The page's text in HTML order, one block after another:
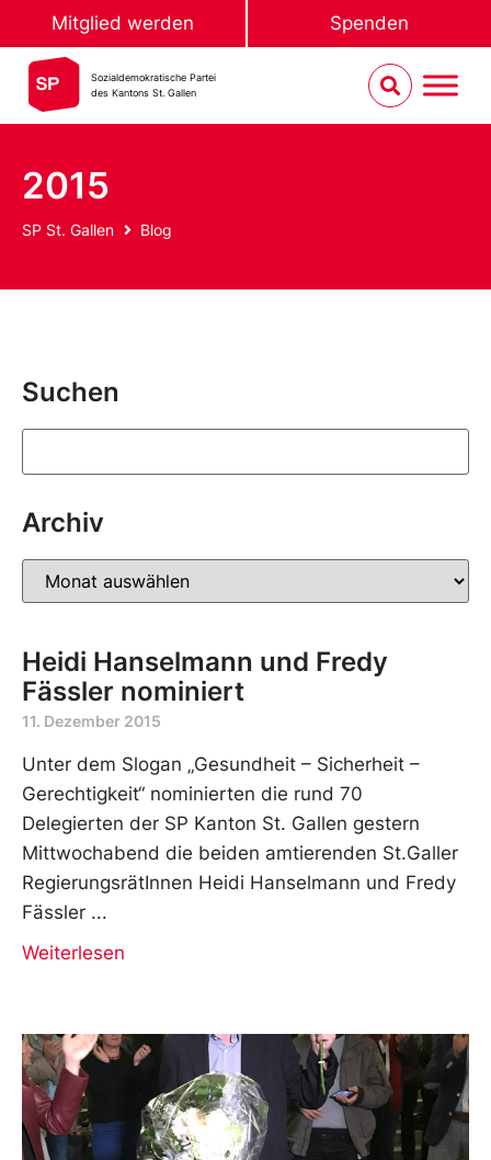
Mitglied werden Spenden
Sozialdemokratische Partei
des Kantons St. Gallen
2015
SP St. Gallen Blog
Suchen
Archiv
Heidi Hanselmann und Fredy
Fässler nominiert
11. Dezember 2015
Unter dem Slogan „Gesundheit – Sicherheit –
Gerechtigkeit“ nominierten die rund 70
Delegierten der SP Kanton St. Gallen gestern
Mittwochabend die beiden amtierenden St.Galler
RegierungsrätInnen Heidi Hanselmann und Fredy
Fässler
Weiterlesen